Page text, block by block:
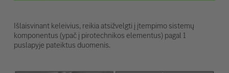
Išlaisvinant keleivius, reikia atsižvelgti į įtempimo sistemų
komponentus (ypač į pirotechnikos elementus) pagal 1
puslapyje pateiktus duomenis.